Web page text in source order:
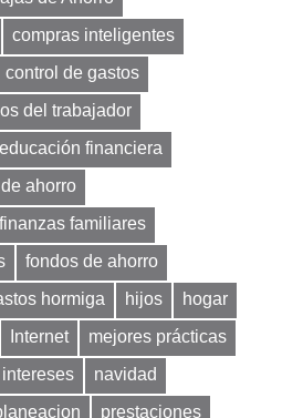
compras inteligentes
control de gastos
del trabajador
educación financiera
ahorro
finanzas familiares
fondos de ahorro
hormiga hijos
hogar
Internet
mejores prácticas
navidad
prestaciones